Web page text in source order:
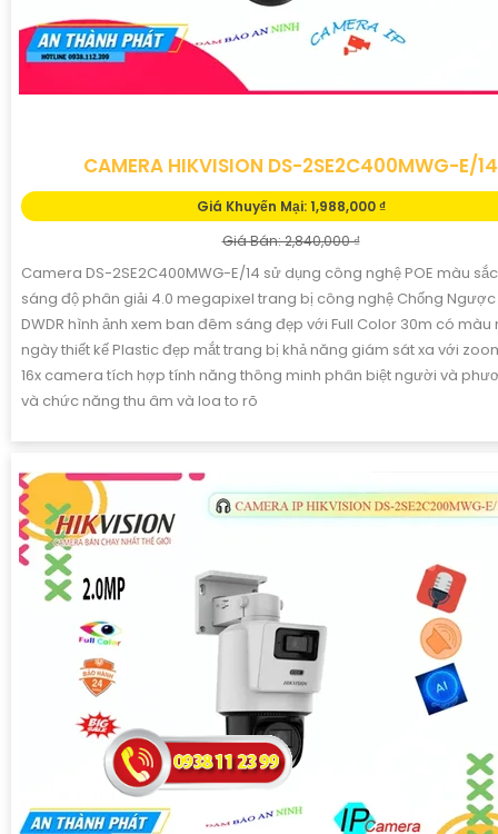
CAMERA HIKVISION DS-2SE2C400MWG-E/14
Giá Khuyến Mại: 1,988,000 ₫
Giá Bán: 2,840,000 ₫
Camera DS-2SE2C400MWG-E/14 sử dụng công nghệ POE màu
sáng độ phân giải 4.0 megapixel trang bị công nghệ Chống
DWDR hình ảnh xem ban đêm sáng đẹp với Full Color 30m có màu
ngày thiết kế Plastic đẹp mắt trang bị khả năng giám sát xa với
16x camera tích hợp tính năng thông minh phân biệt người và
và chức năng thu âm và loa to rõ